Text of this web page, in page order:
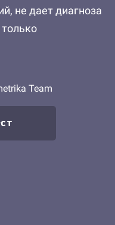
не дает диагноза
Team